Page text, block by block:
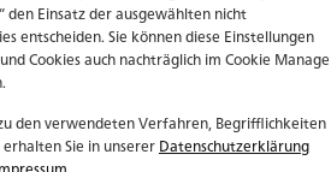
den Einsatz der ausgewählten nicht
entscheiden. Sie können diese Einstellungen
Cookies auch nachträglich im Cookie
den verwendeten Verfahren, Begrifflichkeiten
Sie in unsererDatenschutzerklärung